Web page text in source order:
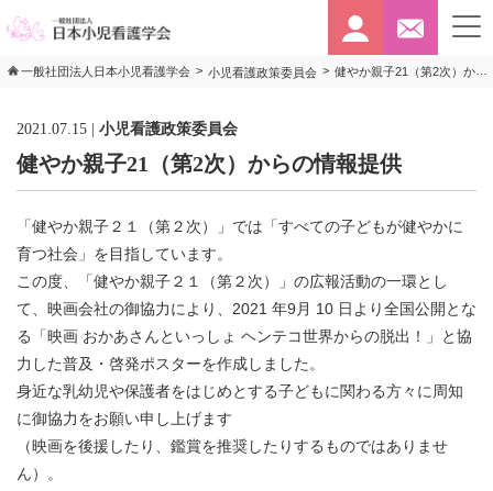
一般社団法人日本小児看護学会 > 小児看護政策委員会 > 健やか親子21（第2次）からの情報提供
2021.07.15 | 小児看護政策委員会
健やか親子21（第2次）からの情報提供
「健やか親子２１（第２次）」では「すべての子どもが健やかに
育つ社会」を目指しています。
この度、「健やか親子２１（第２次）」の広報活動の一環とし
て、映画会社の御協力により、2021 年9月 10 日より全国公開とな
る「映画 おかあさんといっしょ ヘンテコ世界からの脱出！」と協
力した普及・啓発ポスターを作成しました。
身近な乳幼児や保護者をはじめとする子どもに関わる方々に周知
に御協力をお願い申し上げます
（映画を後援したり、鑑賞を推奨したりするものではありませ
ん）。